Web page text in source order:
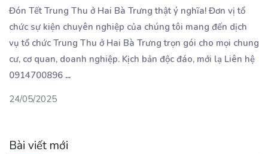
Đón Tết Trung Thu ở Hai Bà Trưng thật ý nghĩa! Đơn vị tổ
chức sự kiện chuyên nghiệp của chúng tôi mang đến dịch
vụ tổ chức Trung Thu ở Hai Bà Trưng trọn gói cho mọi chung
cư, cơ quan, doanh nghiệp. Kịch bản độc đáo, mới lạ Liên hệ
0914700896 ...
24/05/2025
Bài viết mới